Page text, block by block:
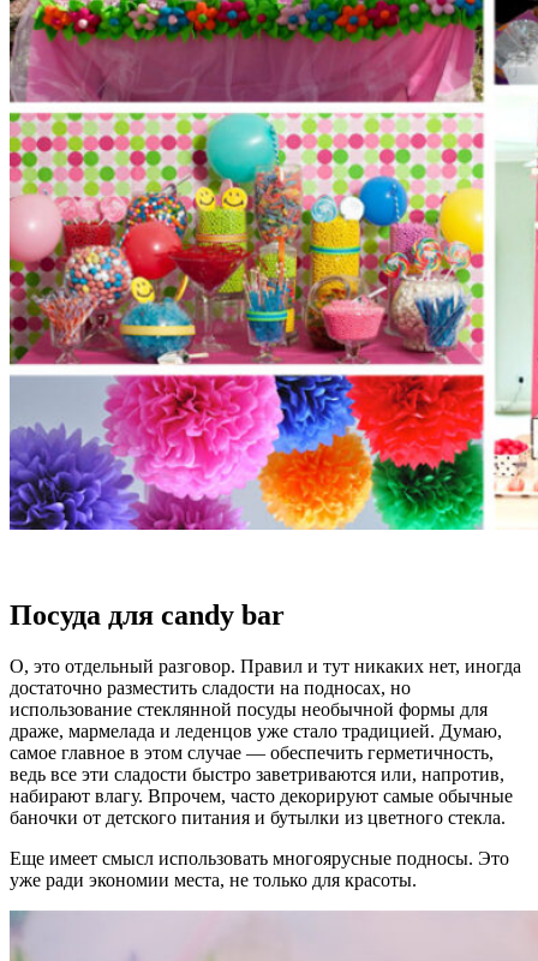
Посуда для candy bar
О, это отдельный разговор. Правил и тут никаких нет, иногда
достаточно разместить сладости на подносах, но
использование стеклянной посуды необычной формы для
драже, мармелада и леденцов уже стало традицией. Думаю,
самое главное в этом случае — обеспечить герметичность,
ведь все эти сладости быстро заветриваются или, напротив,
набирают влагу. Впрочем, часто декорируют самые обычные
баночки от детского питания и бутылки из цветного стекла.
Еще имеет смысл использовать многоярусные подносы. Это
уже ради экономии места, не только для красоты.